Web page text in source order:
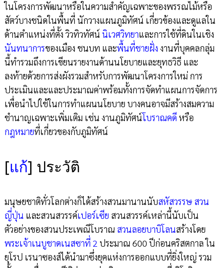
ในโครงการพัฒนาหรือในความสำคัญเฉพาะของพรรณไม้หรือ
สัตว์บางชนิดในพื้นที่ นักวางแผนภูมิทัศน์ เกี่ยวข้องและดูแลใน
ด้านตำแหน่งที่ตั้ง วิวทิวทัศน์ นิเวศวิทยาและการใช้ที่ดินในเชิง
นันทนาการของเมือง ชนบท และพื้นที่ชายฝั่ง งานที่บุคคลกลุ่ม
นี้ทำรวมถึงการเขียนรายงานด้านนโยบายและยุทธวิธี และ
ลงท้ายด้วยการส่งผังรวมสำหรับการพัฒนาโครงการใหม่ การ
ประเมินและและประมาณค่าพร้อมทั้งการจัดทำแผนการจัดการ
เพื่อนำไปใช้ในการทำแผนนโยบาย บางคนอาจมีสร้างสมความ
ชำนาญเฉพาะเพิ่มเติม เช่น งานภูมิทัศน์โบราณคดี หรือ
กฎหมายที่เกี่ยวของกับภูมิทัศน์
[แก้] ประวัติ
มนุษยชาติทั่วโลกต่างก็ได้สร้างสวนมานานนับสหัสวรรษ สวน
ญี่ปุ่น และสวนสวรรค์เปอร์เซีย สวนสวรรค์เหล่านี้นับเป็น
ตัวอย่างของสวนประเพณีโบราณ สวนลอยบาบิโลนสร้างโดย
พระเจ้าเนบูชาดเนสซาที่ 2 ประมาณ 600 ปีก่อนคริสตกาล ใน
ยุโรป เรนาซองส์ได้นำมาซึ่งยุคแห่งการออกแบบที่ยิ่งใหญ่ รวม